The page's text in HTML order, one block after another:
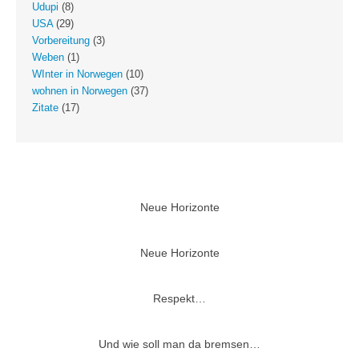
Udupi (8)
USA(29)
Vorbereitung (3)
Weben (1)
WInter in Norwegen (10)
wohnen in Norwegen (37)
Zitate (17)
Neue Horizonte
Neue Horizonte
Respekt…
Und wie soll man da bremsen…